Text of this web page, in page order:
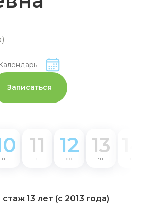
Записаться
пн
11
вт
12
ср
13
чт
13 лет (с 2013 года)